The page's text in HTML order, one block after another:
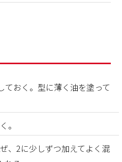
おく。型に薄く油を塗って
。
、2に少しずつ加えてよく混